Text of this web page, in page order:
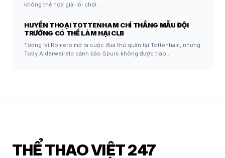
không thể hóa giải lối chơi…
HUYỀN THOẠI TOTTENHAM CHỈ THẲNG MẪU ĐỘI
TRƯỞNG CÓ THỂ LÀM HẠI CLB
Tương lai Romero mở ra cuộc đua thủ quân tại Tottenham, nhưng
Toby Alderweireld cảnh báo Spurs không được trao…
THỂ THAO VIỆT 247